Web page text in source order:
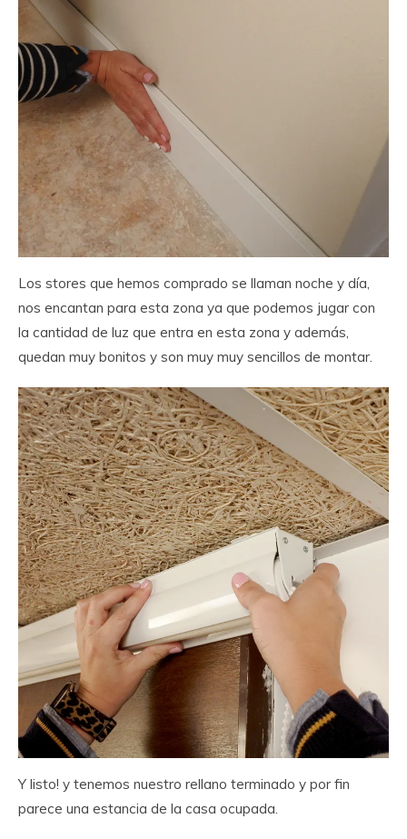
Los stores que hemos comprado se llaman noche y día,
nos encantan para esta zona ya que podemos jugar con
la cantidad de luz que entra en esta zona y además,
quedan muy bonitos y son muy muy sencillos de montar.
Y listo! y tenemos nuestro rellano terminado y por fin
parece una estancia de la casa ocupada.